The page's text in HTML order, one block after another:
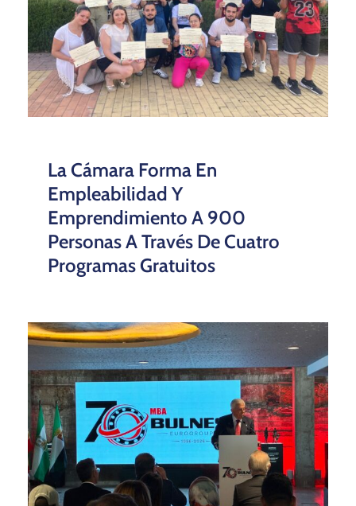
La Cámara Forma En
Empleabilidad Y
Emprendimiento A 900
Personas A Través De Cuatro
Programas Gratuitos